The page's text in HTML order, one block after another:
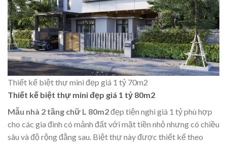
Thiết kế biệt thự mini đẹp giá 1 tỷ 70m2
Thiết kế biệt thự mini đẹp giá 1 tỷ 80m2
Mẫu nhà 2 tầng chữ L 80m2đẹp tiện nghi giá 1 tỷ phù hợp
cho các gia đình có mảnh đất với mặt tiền nhỏ nhưng có chiều
sâu và độ rộng đằng sau. Biệt thự này được thiết kế theo